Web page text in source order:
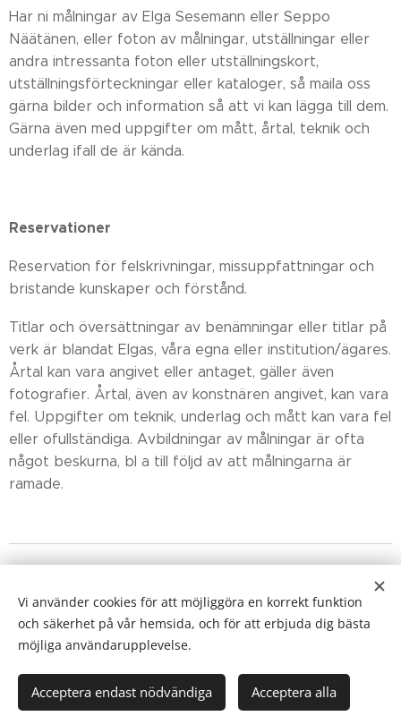
Har ni målningar av Elga Sesemann eller Seppo
Näätänen, eller foton av målningar, utställningar eller
andra intressanta foton eller utställningskort,
utställningsförteckningar eller kataloger, så maila oss
gärna bilder och information så att vi kan lägga till dem.
Gärna även med uppgifter om mått, årtal, teknik och
underlag ifall de är kända.
Reservationer
Reservation för felskrivningar, missuppfattningar och
bristande kunskaper och förstånd.
Titlar och översättningar av benämningar eller titlar på
verk är blandat Elgas, våra egna eller institution/ägares.
Årtal kan vara angivet eller antaget, gäller även
fotografier. Årtal, även av konstnären angivet, kan vara
fel. Uppgifter om teknik, underlag och mått kan vara fel
eller ofullständiga. Avbildningar av målningar är ofta
något beskurna, bl a till följd av att målningarna är
ramade.
"Utställningar".
Cookies
Språk
Svenska
English Suomi
Vi använder cookies för att möjliggöra en korrekt funktion
och säkerhet på vår hemsida, och för att erbjuda dig bästa
möjliga användarupplevelse.
Acceptera endast nödvändiga Acceptera alla